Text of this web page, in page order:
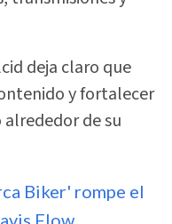
deja claro que
y fortalecer
de su
Biker' rompe el
Flow